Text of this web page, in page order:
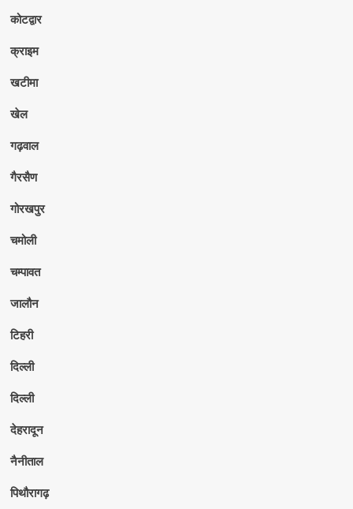
कोटद्वार
क्राइम
खटीमा
खेल
गढ़वाल
गैरसैण
गोरखपुर
चमोली
चम्पावत
जालौन
टिहरी
दिल्ली
दिल्ली
देहरादून
नैनीताल
पिथौरागढ़